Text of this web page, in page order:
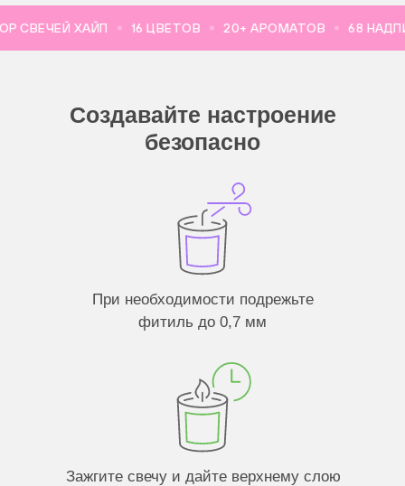
СВЕЧЕЙ ХАЙП 16 ЦВЕТОВ 20+ АРОМАТОВ 68
Подрезайте фитиль перед каждым
новым зажжением
Чтобы потушить огонь, используйте гасильник
или накройте свечу крышкой, дождитесь, пока
огонь погаснет, и уберите крышку